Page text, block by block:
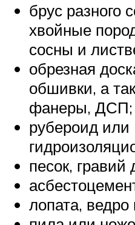
брус разного
хвойные
сосны и
обрезная
обшивки, а
фанеры, ДСП;
рубероид или
песок,
лопата, ведро